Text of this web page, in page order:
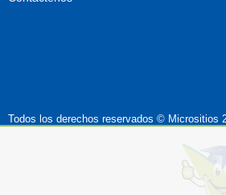
Todos los derechos reservados © Micrositios